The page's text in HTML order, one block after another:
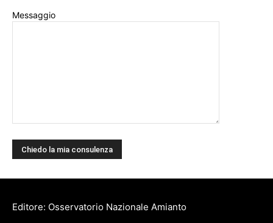
Messaggio
Editore: Osservatorio Nazionale Amianto